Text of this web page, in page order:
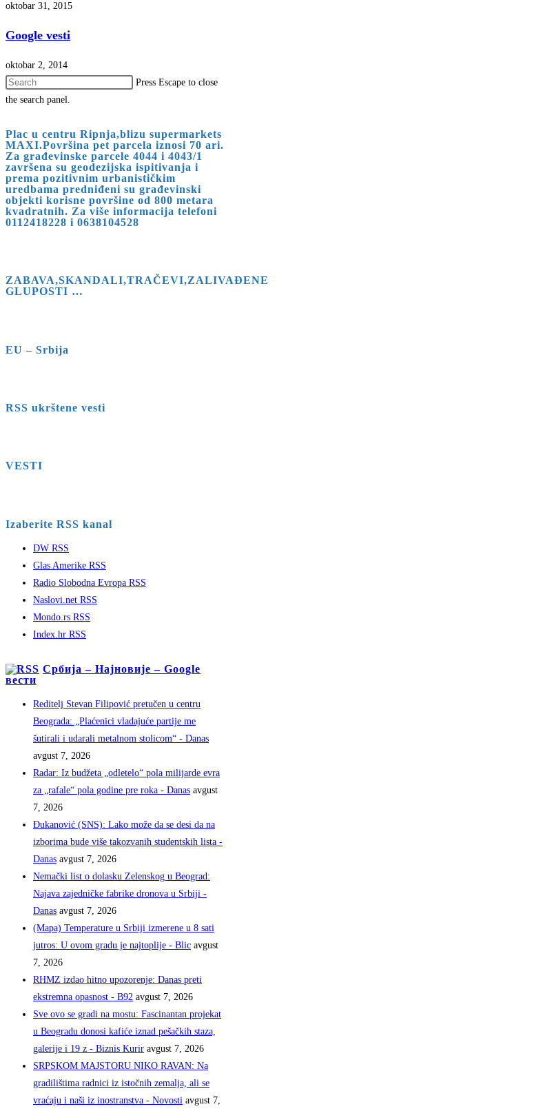
oktobar 31, 2015
Google vesti
oktobar 2, 2014
Press Escape to close
the search panel.
Plac u centru Ripnja,blizu supermarkets
MAXI.Površina pet parcela iznosi 70 ari.
Za građevinske parcele 4044 i 4043/1
završena su geodezijska ispitivanja i
prema pozitivnim urbanističkim
uredbama predniđeni su građevinski
objekti korisne površine od 800 metara
kvadratnih. Za više informacija telefoni
0112418228 i 0638104528
ZABAVA,SKANDALI,TRAČEVI,ZALIVAĐENE
GLUPOSTI …
EU – Srbija
RSS ukrštene vesti
VESTI
Izaberite RSS kanal
DW RSS
Glas Amerike RSS
Radio Slobodna Evropa RSS
Naslovi.net RSS
Mondo.rs RSS
Index.hr RSS
Србија – Најновије – Google
вести
Reditelj Stevan Filipović pretučen u centru
Beograda: „Plaćenici vladajuće partije me
šutirali i udarali metalnom stolicom“ - Danas
avgust 7, 2026
Radar: Iz budžeta „odletelo“ pola milijarde evra
za „rafale“ pola godine pre roka - Danas avgust
7, 2026
Đukanović (SNS): Lako može da se desi da na
izborima bude više takozvanih studentskih lista -
Danas avgust 7, 2026
Nemački list o dolasku Zelenskog u Beograd:
Najava zajedničke fabrike dronova u Srbiji -
Danas avgust 7, 2026
(Mapa) Temperature u Srbiji izmerene u 8 sati
jutros: U ovom gradu je najtoplije - Blic avgust
7, 2026
RHMZ izdao hitno upozorenje: Danas preti
ekstremna opasnost - B92 avgust 7, 2026
Sve ovo se gradi na mostu: Fascinantan projekat
u Beogradu donosi kafiće iznad pešačkih staza,
galerije i 19 z - Biznis Kurir avgust 7, 2026
SRPSKOM MAJSTORU NIKO RAVAN: Na
gradilištima radnici iz istočnih zemalja, ali se
vraćaju i naši iz inostranstva - Novosti avgust 7,